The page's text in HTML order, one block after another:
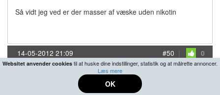
Så vidt jeg ved er der masser af væske uden nikotin
14-05-2012 21:09 #50 | 0
Websitet anvender cookies til at huske dine indstillinger, statistik og at målrette annoncer.
Læs mere
OK